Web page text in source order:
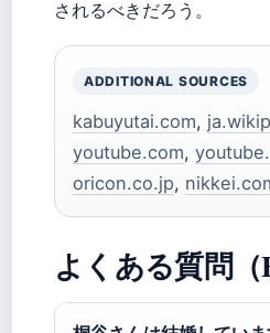
されるべきだろう。
ADDITIONAL SOURCES
kabuyutai.com,
youtube.com,
oricon.co.jp,
よくある質問（